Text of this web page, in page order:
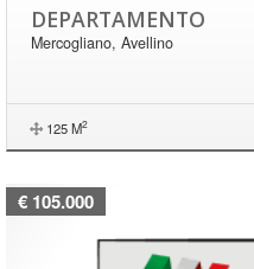
DEPARTAMENTO
Mercogliano, Avellino
125 M2
€ 105.000